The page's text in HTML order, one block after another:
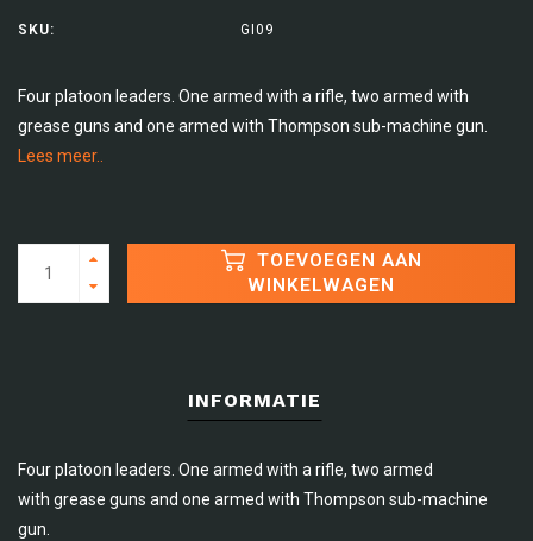
SKU: GI09
Four platoon leaders. One armed with a rifle, two armed with
grease guns and one armed with Thompson sub-machine gun.
Lees meer..
TOEVOEGEN AAN
WINKELWAGEN
INFORMATIE
Four platoon leaders. One armed with a rifle, two armed
with grease guns and one armed with Thompson sub-machine
gun.